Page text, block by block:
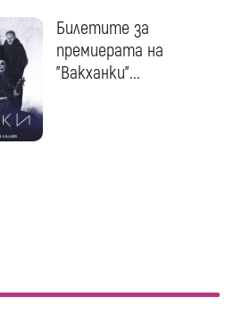
Билетите за
премиерата на
"Вакханки"...